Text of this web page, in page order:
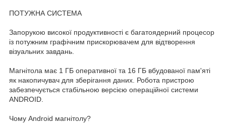
ПОТУЖНА СИСТЕМА
Запорукою високої продуктивності є багатоядерний процесор
із потужним графічним прискорювачем для відтворення
візуальних завдань.
Магнітола має 1 ГБ оперативної та 16 ГБ вбудованої пам'яті
як накопичувач для зберігання даних. Робота пристрою
забезпечується стабільною версією операційної системи
ANDROID.
Чому Android магнітолу?